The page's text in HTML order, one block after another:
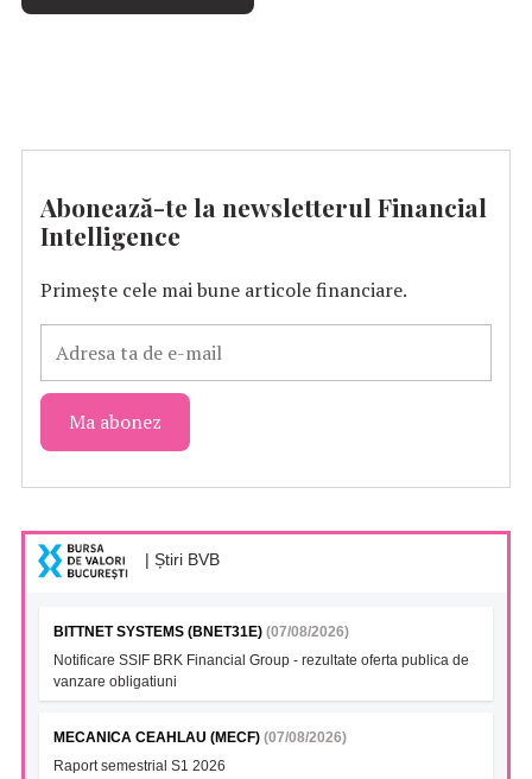
Abonează-te la newsletterul Financial
Intelligence
Primește cele mai bune articole financiare.
| Știri BVB
BITTNET SYSTEMS (BNET31E) (07/08/2026)
Notificare SSIF BRK Financial Group - rezultate oferta publica de
vanzare obligatiuni
MECANICA CEAHLAU (MECF) (07/08/2026)
Raport semestrial S1 2026